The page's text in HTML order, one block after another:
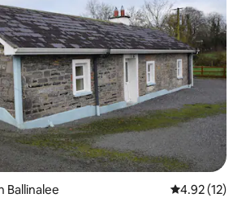
Ballinalee Calificación
4.92 (12)